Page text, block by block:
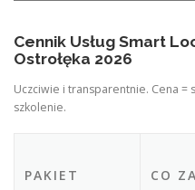
Cennik Usług Smart
Ostrołęka 2026
Uczciwie i transparentnie. Cena =
szkolenie.
PAKIET CO